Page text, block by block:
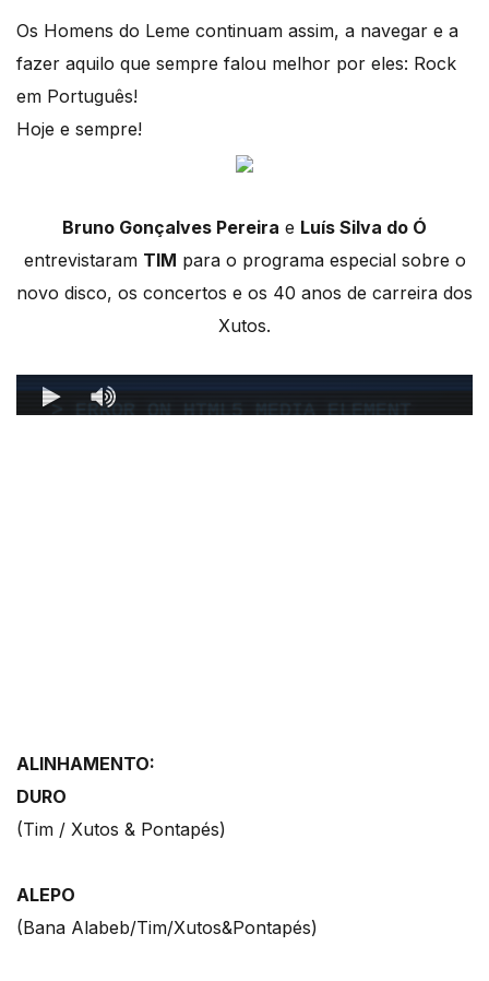
Os Homens do Leme continuam assim, a navegar e a
fazer aquilo que sempre falou melhor por eles: Rock
em Português!
Hoje e sempre!
Bruno Gonçalves Pereira e Luís Silva do Ó
entrevistaram TIM para o programa especial sobre o
novo disco, os concertos e os 40 anos de carreira dos
Xutos.
ALINHAMENTO:
DURO
(Tim / Xutos & Pontapés)
ALEPO
(Bana Alabeb/Tim/Xutos&Pontapés)